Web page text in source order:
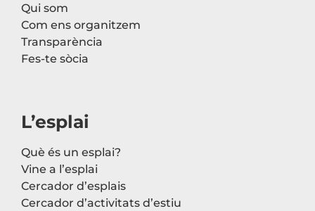
Qui som
Com ens organitzem
Transparència
Fes-te sòcia
L’esplai
Què és un esplai?
Vine a l’esplai
Cercador d’esplais
Cercador d’activitats d’estiu